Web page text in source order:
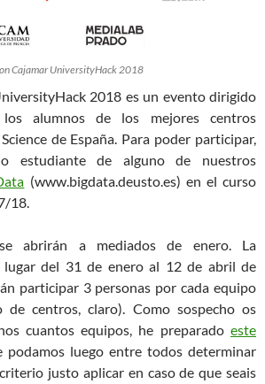
Cajamar UniversityHack 2018
2018 es un evento dirigido
los alumnos de los mejores centros
de España. Para poder participar,
estudiante de alguno de nuestros
(www.bigdata.deusto.es) en el curso
18.
abrirán a mediados de enero. La
lugar del 31 de enero al 12 de abril de
participar 3 personas por cada equipo
centros, claro). Como sospecho os
cuantos equipos, he preparado este
podamos luego entre todos determinar
justo aplicar en caso de que seais